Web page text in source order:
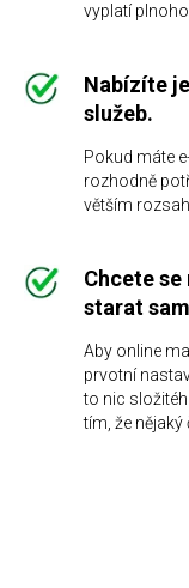
vyplatí
Nabízíte
služeb.
Pokud máte
rozhodně
větším
Chcete
starat
Aby online
prvotní
to nic
tím, že